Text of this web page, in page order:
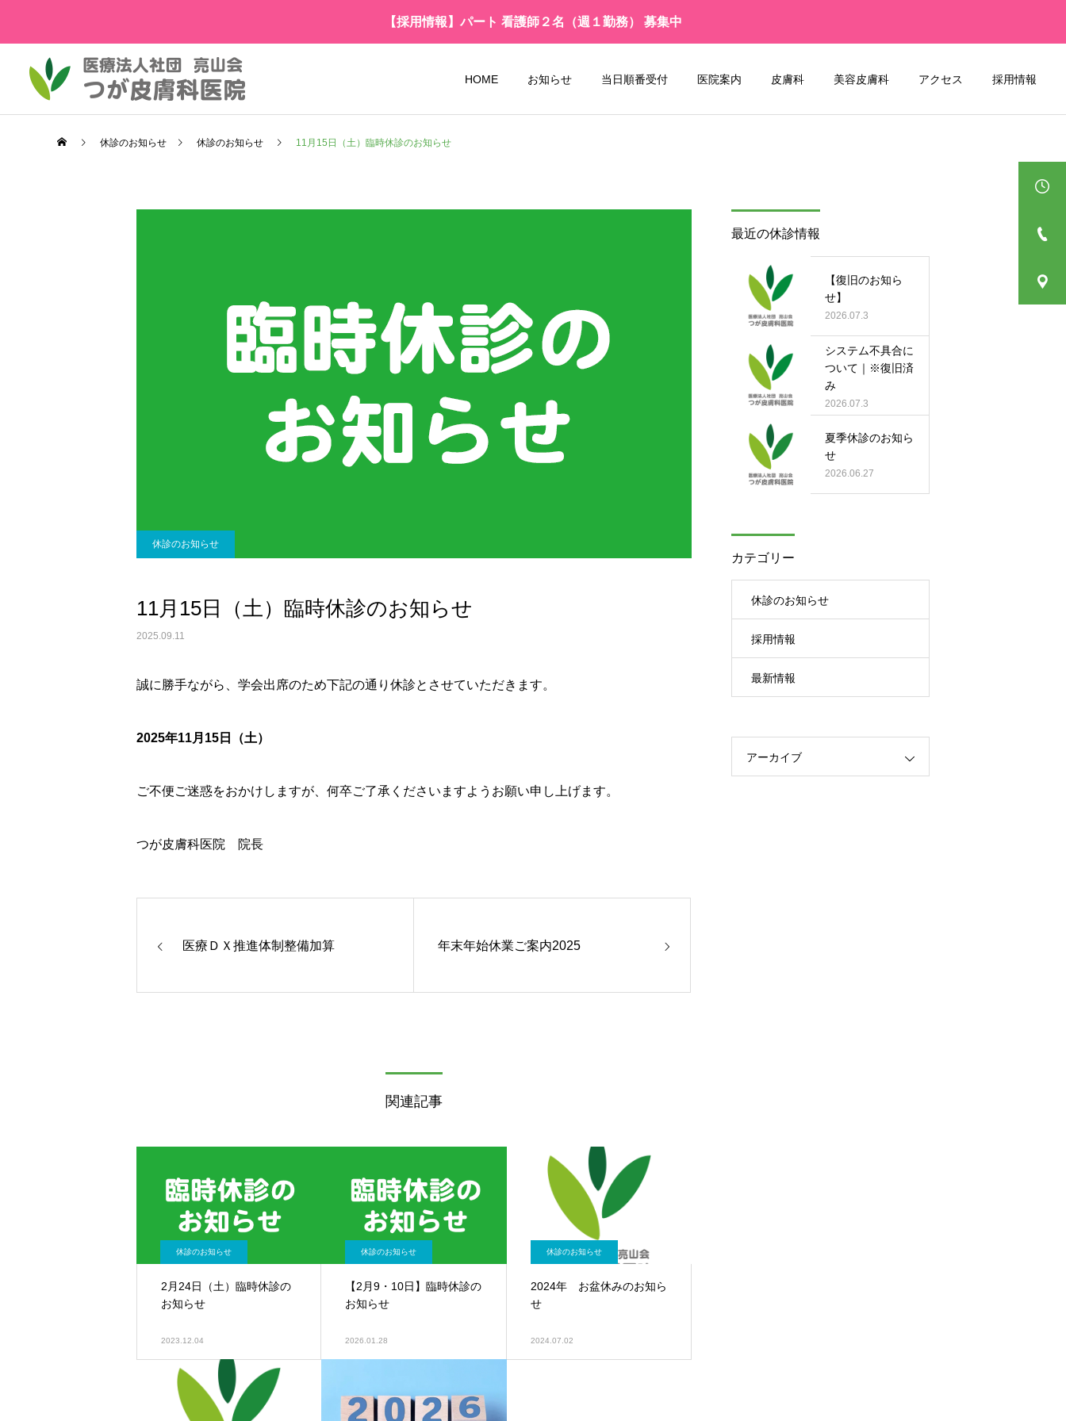
【採用情報】パート 看護師２名（週１勤務） 募集中
HOME お知らせ 当日順番受付 医院案内 皮膚科 美容皮膚科 アクセス 採用情報
休診のお知らせ 休診のお知らせ 11月15日（土）臨時休診のお知らせ
休診のお知らせ
11月15日（土）臨時休診のお知らせ
2025.09.11
誠に勝手ながら、学会出席のため下記の通り休診とさせていただきます。
2025年11月15日（土）
ご不便ご迷惑をおかけしますが、何卒ご了承くださいますようお願い申し上げます。
つが皮膚科医院 院長
医療ＤＸ推進体制整備加算 年末年始休業ご案内2025
関連記事
休診のお知らせ
2月24日（土）臨時休診の
お知らせ
2023.12.04
休診のお知らせ
【2月9・10日】臨時休診の
お知らせ
2026.01.28
休診のお知らせ
2024年 お盆休みのお知ら
せ
2024.07.02
最近の休診情報
【復旧のお知ら
せ】
2026.07.3
システム不具合に
ついて｜※復旧済
み
2026.07.3
夏季休診のお知ら
せ
2026.06.27
カテゴリー
休診のお知らせ
採用情報
最新情報
アーカイブ